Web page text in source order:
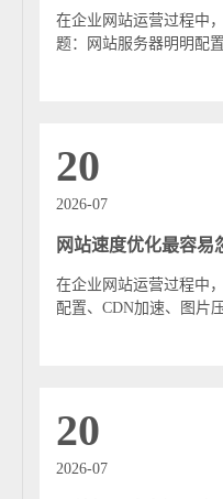
等。此外，CDN还能通
而降低运营成本。 CDN
度要求较高的网站来说
施。 随着技术的发展，
演进。例如，全站加速
（在节点上执行逻辑处
联网应用的重要组成部分
在企业网站运营过程中
题：网站服务器明明配
20
2026-07
网站速度优化最容易
在企业网站运营过程中
配置、CDN加速、图片
20
2026-07